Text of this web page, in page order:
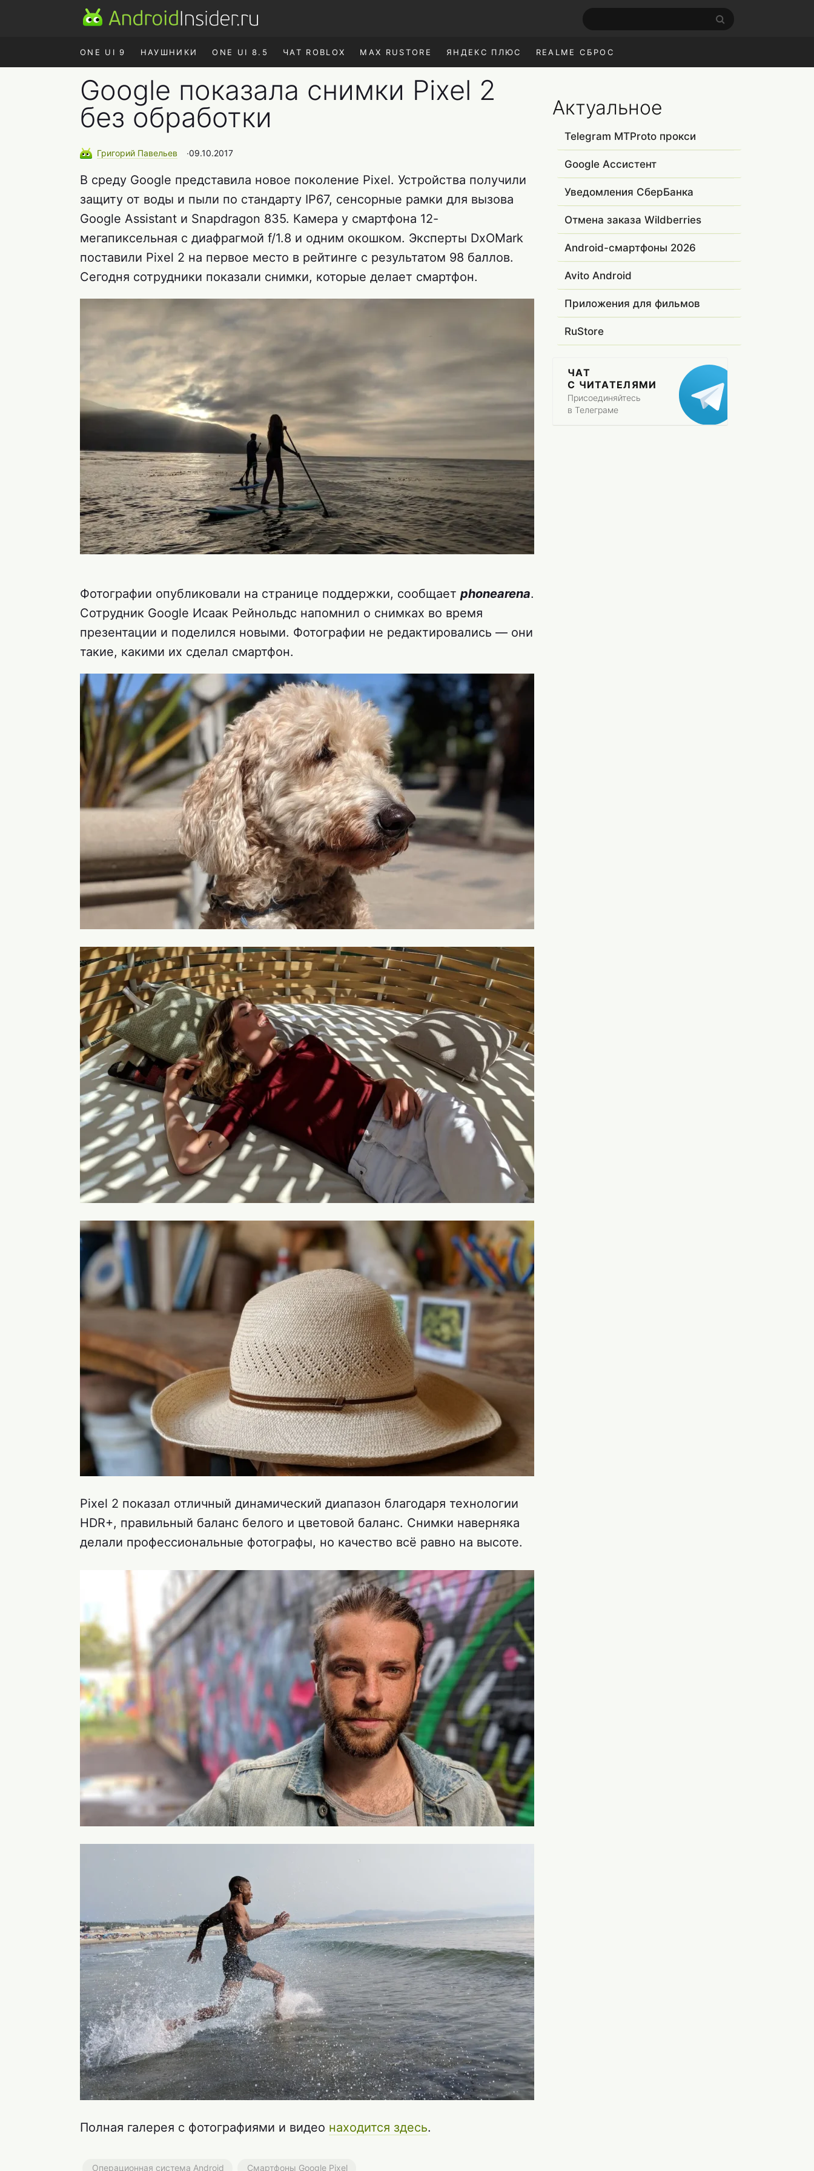
ONE UI 9 НАУШНИКИ ONE UI 8.5 ЧАТ ROBLOX MAX RUSTORE ЯНДЕКС ПЛЮС REALME СБРОС
Google показала снимки Pixel 2
без обработки
Григорий Павельев ∙09.10.2017
В среду Google представила новое поколение Pixel. Устройства получили
защиту от воды и пыли по стандарту IP67, сенсорные рамки для вызова
Google Assistant и Snapdragon 835. Камера у смартфона 12-
мегапиксельная с диафрагмой f/1.8 и одним окошком. Эксперты DxOMark
поставили Pixel 2 на первое место в рейтинге с результатом 98 баллов.
Сегодня сотрудники показали снимки, которые делает смартфон.
Фотографии опубликовали на странице поддержки, сообщает phonearena.
Сотрудник Google Исаак Рейнольдс напомнил о снимках во время
презентации и поделился новыми. Фотографии не редактировались — они
такие, какими их сделал смартфон.
Pixel 2 показал отличный динамический диапазон благодаря технологии
HDR+, правильный баланс белого и цветовой баланс. Снимки наверняка
делали профессиональные фотографы, но качество всё равно на высоте.
Полная галерея с фотографиями и видео находится здесь.
Операционная система Android Смартфоны Google Pixel
Актуальное
Telegram MTProto прокси
Google Ассистент
Уведомления СберБанка
Отмена заказа Wildberries
Android-смартфоны 2026
Avito Android
Приложения для фильмов
RuStore
ЧАТ
С ЧИТАТЕЛЯМИ
Присоединяйтесь
в Телеграме